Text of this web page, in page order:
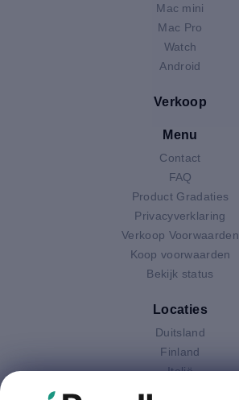
Mac mini
Mac Pro
Watch
Android
Verkoop
Menu
Contact
FAQ
Product Gradaties
Privacyverklaring
Verkoop Voorwaarden
Koop voorwaarden
Bekijk status
Locaties
Duitsland
Finland
Italië